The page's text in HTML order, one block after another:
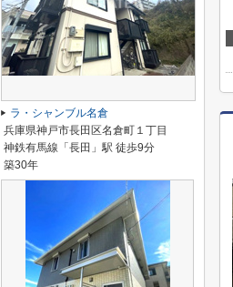
ラ・シャンブル名倉
兵庫県神戸市長田区名倉町１丁目
神鉄有馬線「長田」駅 徒歩9分
築30年